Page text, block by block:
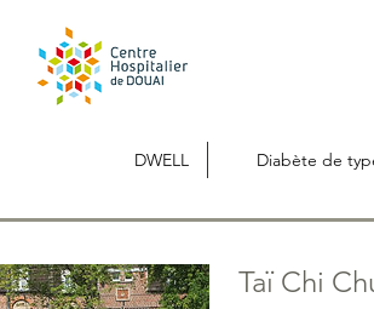
DWELL Diabète de
Taï Chi